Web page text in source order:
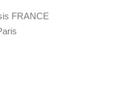
FRANCE